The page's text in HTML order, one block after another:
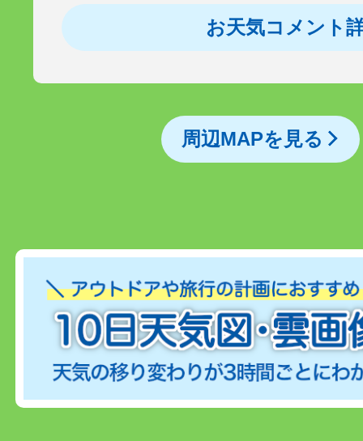
お天気コメント
周辺MAPを見る